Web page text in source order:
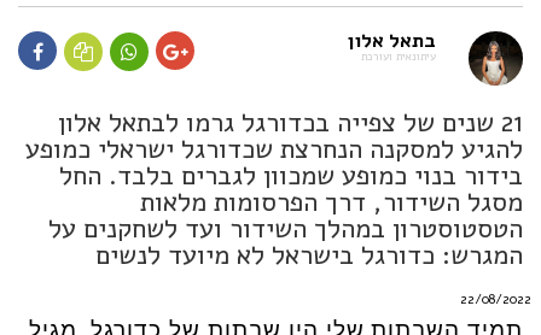
בתאל אלון
עיתונאית ועורכת
21 שנים של צפייה בכדורגל גרמו לבתאל אלון
להגיע למסקנה הנחרצת שכדורגל ישראלי כמופע
בידור בנוי כמופע שמכוון לגברים בלבד. החל
מסגל השידור, דרך הפרסומות מלאות
הטסטוסטרון במהלך השידור ועד לשחקנים על
המגרש: כדורגל בישראל לא מיועד לנשים
22/08/2022
תמיד השבתות שלי היו שבתות של כדורגל. מגיל